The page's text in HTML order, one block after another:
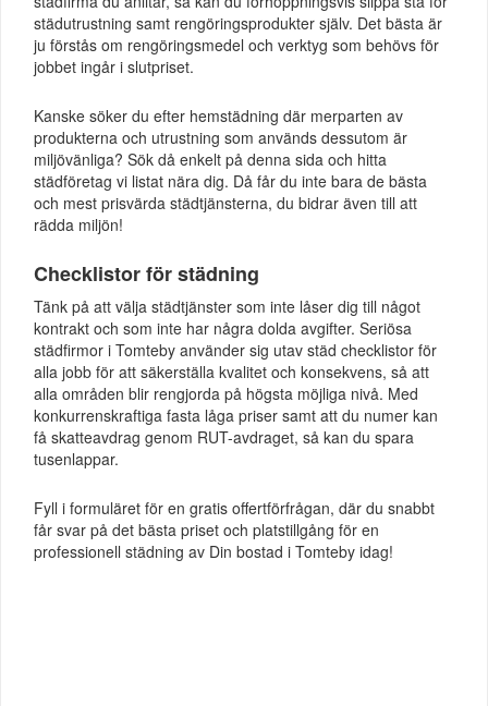
städutrustning samt rengöringsprodukter själv. Det bästa är
ju förstås om rengöringsmedel och verktyg som behövs för
jobbet ingår i slutpriset.
Kanske söker du efter hemstädning där merparten av
produkterna och utrustning som används dessutom är
miljövänliga? Sök då enkelt på denna sida och hitta
städföretag vi listat nära dig. Då får du inte bara de bästa
och mest prisvärda städtjänsterna, du bidrar även till att
rädda miljön!
Checklistor för städning
Tänk på att välja städtjänster som inte låser dig till något
kontrakt och som inte har några dolda avgifter. Seriösa
städfirmor i Tomteby använder sig utav städ checklistor för
alla jobb för att säkerställa kvalitet och konsekvens, så att
alla områden blir rengjorda på högsta möjliga nivå. Med
konkurrenskraftiga fasta låga priser samt att du numer kan
få skatteavdrag genom RUT-avdraget, så kan du spara
tusenlappar.
Fyll i formuläret för en gratis offertförfrågan, där du snabbt
får svar på det bästa priset och platstillgång för en
professionell städning av Din bostad i Tomteby idag!